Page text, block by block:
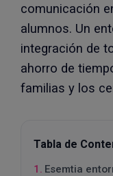
comunicación
alumnos. Un
integración de
ahorro de
familias y los
Tabla de
Esemtia